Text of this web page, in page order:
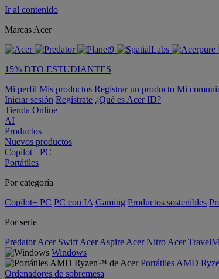
Ir al contenido
Marcas Acer
15% DTO ESTUDIANTES
Mi perfil Mis productos Registrar un producto Mi
Iniciar sesión Regístrate ¿Qué es Acer ID?
Tienda Online
AI
Productos
Nuevos productos
Copilot+ PC
Portátiles
Por categoría
Copilot+ PC PC con IA Gaming Productos sostenibles
Por serie
Predator Acer Swift Acer Aspire Acer Nitro Acer
Windows
Portátiles AMD
Ordenadores de sobremesa